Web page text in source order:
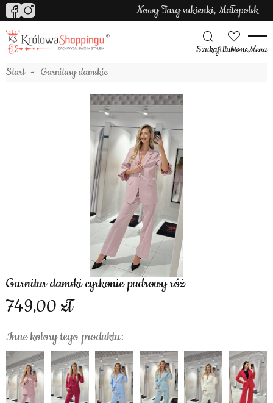
Nowy Targ sukienki, Małopolska sukienki
SzukajUlubioneMenu
Start Garnitury damskie
Garnitur damski cyrkonie pudrowy róż
749,00
Inne kolory tego produktu: